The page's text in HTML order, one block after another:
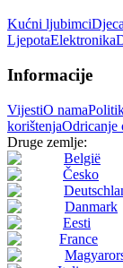
Kućni ljubimci
LjepotaElektronika
Informacije
VijestiO nama
korištenjaOdricanje
Druge zemlje:
België
Česko
Danmark
Eesti
France